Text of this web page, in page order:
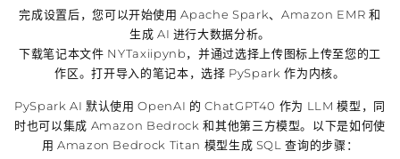
完成设置后，您可以开始使用 Apache Spark、Amazon EMR 和
生成 AI 进行大数据分析。
下载笔记本文件 NYTaxiipynb，并通过选择上传图标上传至您的工
作区。打开导入的笔记本，选择 PySpark 作为内核。
PySpark AI 默认使用 OpenAI 的 ChatGPT40 作为 LLM 模型，同
时也可以集成 Amazon Bedrock 和其他第三方模型。以下是如何使
用 Amazon Bedrock Titan 模型生成 SQL 查询的步骤：